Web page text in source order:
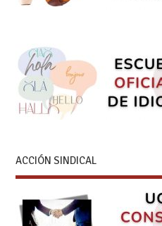
ACCIÓN SINDICAL